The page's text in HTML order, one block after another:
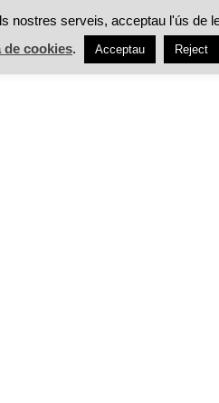
ACTUALITAT
ALIMENTACIÓ
nostres serveis, acceptau l'ús de
de cookies. Acceptau Reject